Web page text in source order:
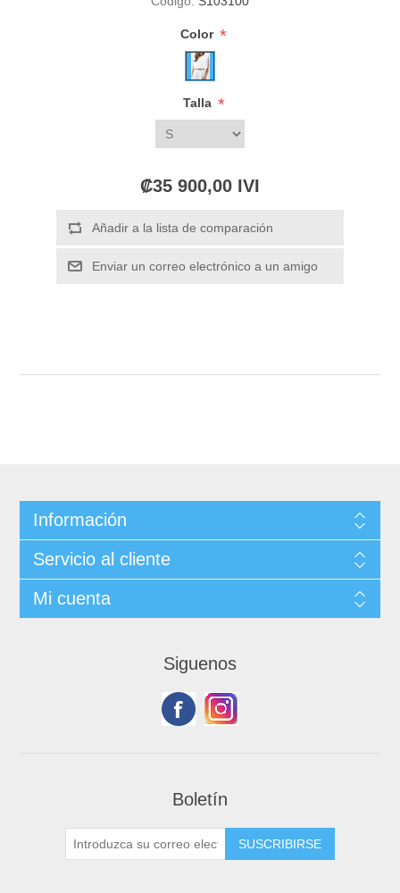
Color *
Talla *
₡35 900,00 IVI
Información
Servicio al cliente
Mi cuenta
Siguenos
Boletín